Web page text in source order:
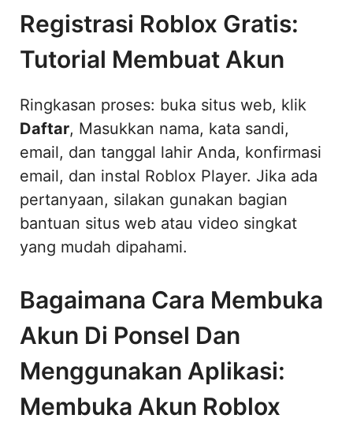
Registrasi Roblox Gratis:
Tutorial Membuat Akun
Ringkasan proses: buka situs web, klik
Daftar, Masukkan nama, kata sandi,
email, dan tanggal lahir Anda, konfirmasi
email, dan instal Roblox Player. Jika ada
pertanyaan, silakan gunakan bagian
bantuan situs web atau video singkat
yang mudah dipahami.
Bagaimana Cara Membuka
Akun Di Ponsel Dan
Menggunakan Aplikasi:
Membuka Akun Roblox